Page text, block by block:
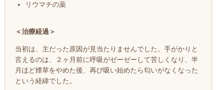
リウマチの薬
＜治療経過＞
当初は、主だった原因が見当たりませんでした。手がかりと
言えるのは、２ヶ月前に呼吸がゼーゼーして苦しくなり、半
月ほど煙草をやめた後、再び吸い始めたら匂いがなくなった
という経緯でした。